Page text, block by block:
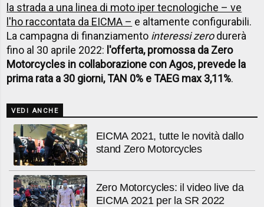
la strada a una linea di moto iper tecnologiche – ve
l'ho raccontata da EICMA – e altamente configurabili.
La campagna di finanziamento interessi zerodurerà
fino al 30 aprile 2022: l'offerta, promossa da Zero
Motorcycles in collaborazione con Agos, prevede la
prima rata a 30 giorni, TAN 0% e TAEG max 3,11%.
VEDI ANCHE
EICMA 2021, tutte le novità dallo
stand Zero Motorcycles
Zero Motorcycles: il video live da
EICMA 2021 per la SR 2022